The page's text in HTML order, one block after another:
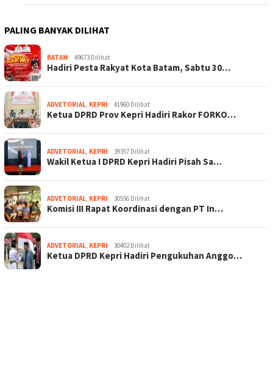
PALING BANYAK DILIHAT
BATAM 49673 Dilihat
Hadiri Pesta Rakyat Kota Batam, Sabtu 30…
ADVETORIAL KEPRI 41960 Dilihat
Ketua DPRD Prov Kepri Hadiri Rakor FORKO…
ADVETORIAL KEPRI 39357 Dilihat
Wakil Ketua I DPRD Kepri Hadiri Pisah Sa…
ADVETORIAL KEPRI 30556 Dilihat
Komisi III Rapat Koordinasi dengan PT In…
ADVETORIAL KEPRI 30402 Dilihat
Ketua DPRD Kepri Hadiri Pengukuhan Anggo…